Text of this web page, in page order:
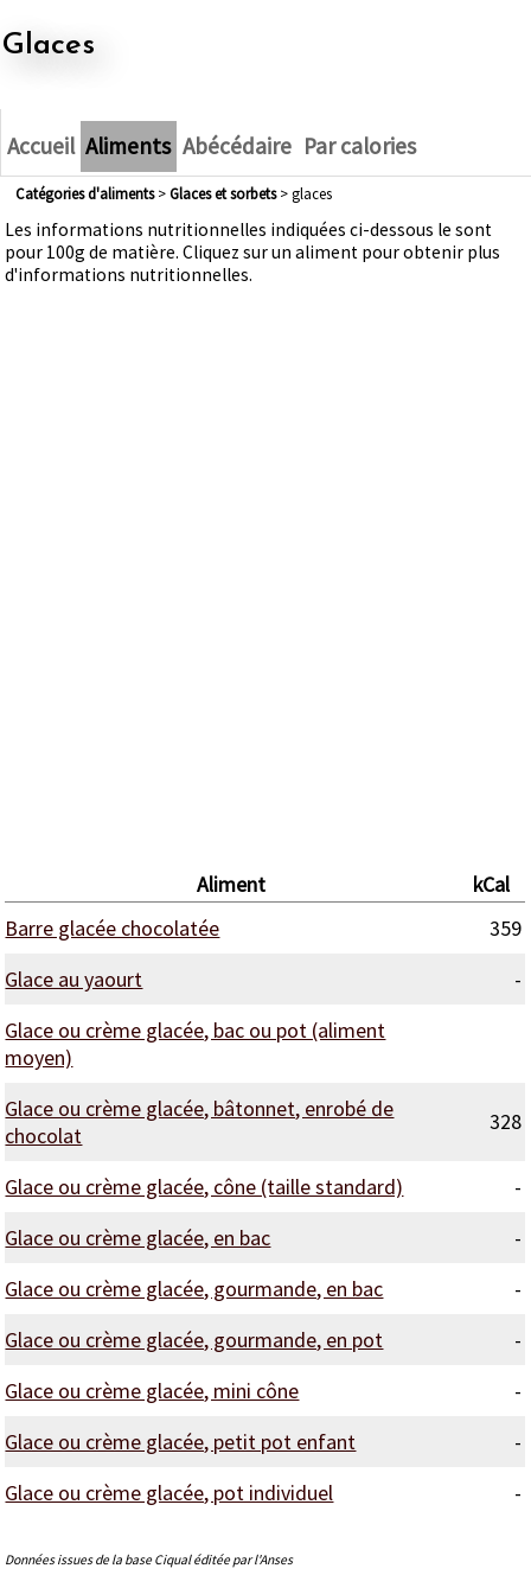
glaces
Accueil Aliments Abécédaire Par calories
Catégories d'aliments> glaces et sorbets> glaces
Les informations nutritionnelles indiquées ci-dessous le sont
pour 100g de matière. Cliquez sur un aliment pour obtenir plus
d'informations nutritionnelles.
Aliment
kCal
Barre glacée chocolatée
359
Glace au yaourt
-
Glace ou crème glacée, bac ou pot (aliment
moyen)
Glace ou crème glacée, bâtonnet, enrobé de
chocolat
328
Glace ou crème glacée, cône (taille standard)
-
Glace ou crème glacée, en bac
-
Glace ou crème glacée, gourmande, en bac
-
Glace ou crème glacée, gourmande, en pot
-
Glace ou crème glacée, mini cône
-
Glace ou crème glacée, petit pot enfant
-
Glace ou crème glacée, pot individuel
-
Données issues de la base Ciqual éditée par l'Anses